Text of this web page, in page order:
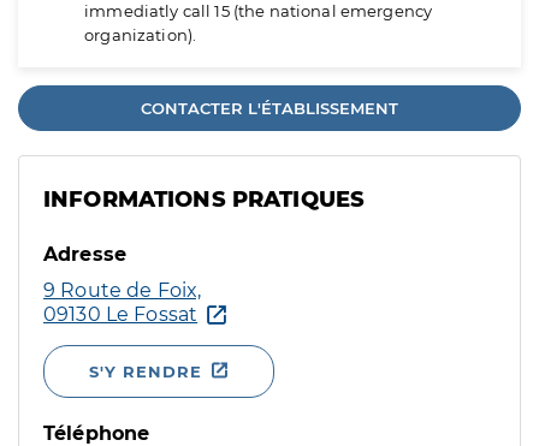
immediatly call 15 (the national emergency
organization).
CONTACTER L'ÉTABLISSEMENT
INFORMATIONS PRATIQUES
Adresse
9 Route de Foix,
09130 Le Fossat
S'Y RENDRE
Téléphone